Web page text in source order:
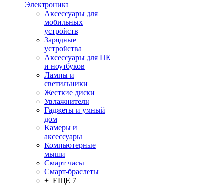
Электроника
Аксессуары для
мобильных
устройств
Зарядные
устройства
Аксессуары для ПК
и ноутбуков
Лампы и
светильники
Жесткие диски
Увлажнители
Гаджеты и умный
дом
Камеры и
аксессуары
Компьютерные
мыши
Смарт-часы
Смарт-браслеты
+ ЕЩЕ 7